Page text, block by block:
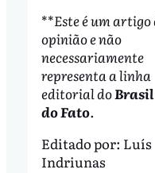
**Este é um artigo
opinião e não
necessariamente
representa a linha
editorial doBrasil
do Fato.
Editado por: Luís
Indriunas